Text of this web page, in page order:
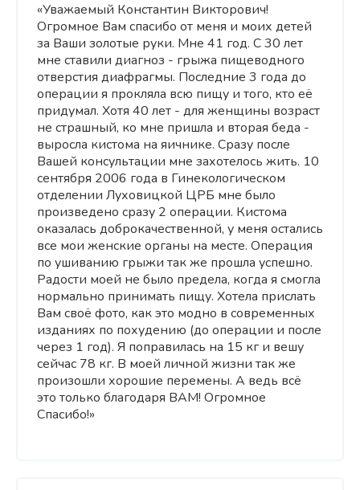
«Уважаемый Константин Викторович!
Огромное Вам спасибо от меня и моих детей
за Ваши золотые руки. Мне 41 год. С 30 лет
мне ставили диагноз - грыжа пищеводного
отверстия диафрагмы. Последние 3 года до
операции я прокляла всю пищу и того, кто её
придумал. Хотя 40 лет - для женщины возраст
не страшный, ко мне пришла и вторая беда -
выросла кистома на яичнике. Сразу после
Вашей консультации мне захотелось жить. 10
сентября 2006 года в Гинекологическом
отделении Луховицкой ЦРБ мне было
произведено сразу 2 операции. Кистома
оказалась доброкачественной, у меня остались
все мои женские органы на месте. Операция
по ушиванию грыжи так же прошла успешно.
Радости моей не было предела, когда я смогла
нормально принимать пищу. Хотела прислать
Вам своё фото, как это модно в современных
изданиях по похудению (до операции и после
через 1 год). Я поправилась на 15 кг и вешу
сейчас 78 кг. В моей личной жизни так же
произошли хорошие перемены. А ведь всё
это только благодаря ВАМ! Огромное
Спасибо!»